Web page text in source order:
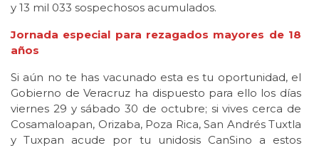
y 13 mil 033 sospechosos acumulados.
Jornada especial para rezagados mayores de 18
años
Si aún no te has vacunado esta es tu oportunidad, el
Gobierno de Veracruz ha dispuesto para ello los días
viernes 29 y sábado 30 de octubre; si vives cerca de
Cosamaloapan, Orizaba, Poza Rica, San Andrés Tuxtla
y Tuxpan acude por tu unidosis CanSino a estos